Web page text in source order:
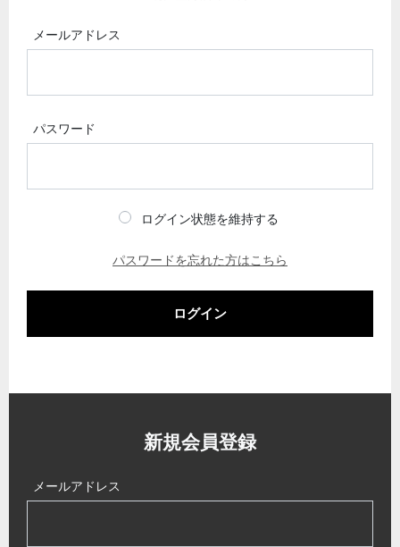
メールアドレス
パスワード
ログイン状態を維持する
パスワードを忘れた方はこちら
ログイン
新規会員登録
メールアドレス